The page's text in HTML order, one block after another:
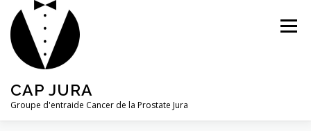
contenu
CAP JURA
Groupe d'entraide Cancer de la Prostate Jura
Menu